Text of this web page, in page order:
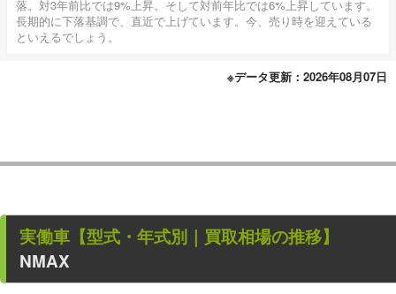
落。対3年前比では9%上昇。そして対前年比では6%上昇しています。
長期的に下落基調で、直近で上げています。今、売り時を迎えている
といえるでしょう。
※データ更新：2026年08月07日
実働車 【型式・年式別｜買取相場の推移】
NMAX